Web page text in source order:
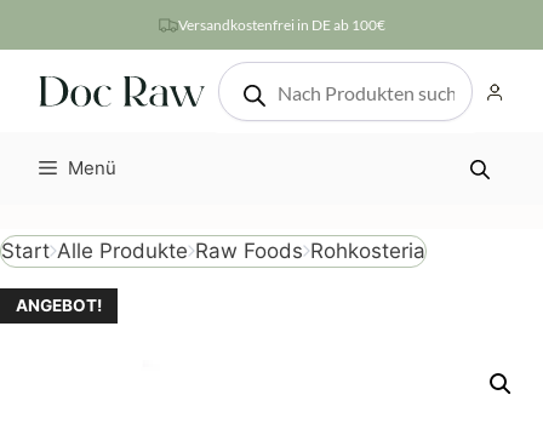
Inhalt
springen
Versandkostenfrei in DE ab 100€
Products
search
Menü
Start Alle Produkte Raw Foods Rohkosteria
ANGEBOT!